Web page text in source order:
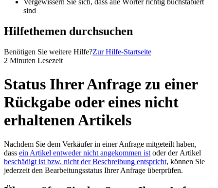
Vergewissern Sie sich, dass alle Wörter richtig buchstabiert
sind
Hilfethemen durchsuchen
Benötigen Sie weitere Hilfe?Zur Hilfe-Startseite
2 Minuten Lesezeit
Status Ihrer Anfrage zu einer
Rückgabe oder eines nicht
erhaltenen Artikels
Nachdem Sie dem Verkäufer in einer Anfrage mitgeteilt haben,
dass ein Artikel entweder nicht angekommen ist oder der Artikel
beschädigt ist bzw. nicht der Beschreibung entspricht, können Sie
jederzeit den Bearbeitungsstatus Ihrer Anfrage überprüfen.